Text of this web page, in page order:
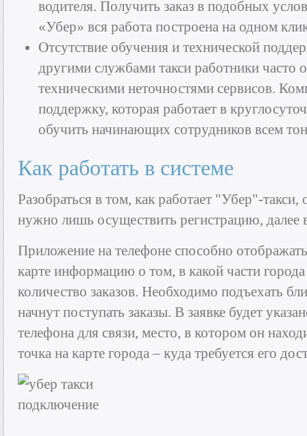
водителя. Получить заказ в подобных
«Убер» вся работа построена на одном
Отсутствие обучения и технической
другими службами такси работники часто
техническими неточностями сервисов.
поддержку, которая работает в
обучить начинающих сотрудников всем
Как работать в системе
Разобраться в том, как работает "Убер"-
нужно лишь осуществить регистрацию, далее
Приложение на телефоне способно
карте информацию о том, в какой части
количество заказов. Необходимо подъехать
начнут поступать заказы. В заявке будет
телефона для связи, место, в котором он
точка на карте города – куда требуется его